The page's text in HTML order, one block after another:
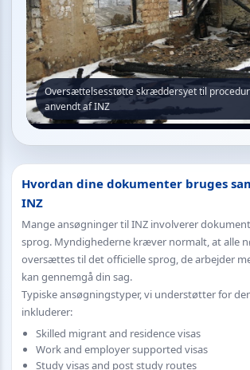
Oversættelsesstøtte skræddersyet til
anvendt af INZ
Hvordan dine dokumenter bruges
INZ
Mange ansøgninger til INZ involverer
sprog. Myndighederne kræver normalt, at alle
oversættes til det officielle sprog, de arbejder
kan gennemgå din sag.
Typiske ansøgningstyper, vi understøtter for
inkluderer:
Skilled migrant and residence visas
Work and employer supported visas
Study visas and post study routes